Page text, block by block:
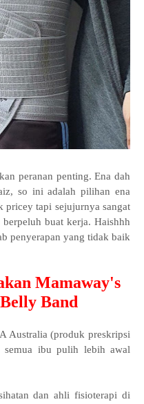
peranan penting. Ena dah
so ini adalah pilihan ena
pricey tapi sejujurnya sangat
buat kerja. Haishhh
penyerapan yang tidak baik
Mamaway's
Band
Australia (produk preskripsi
semua ibu pulih lebih awal
dan ahli fisioterapi di